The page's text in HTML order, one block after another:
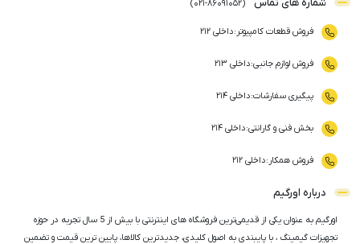
شماره های تماس (
021-86091052
)
فروش قطعات کامپیوتر :داخلی ۲۱۲
فروش لوازم جانبی:داخلی ۲۱۳
پیگیری سفارشات:داخلی ۲۱۴
بخش فنی و گارانتی:داخلی ۲۱۴
فروش همکار :داخلی ۲۱۲
درباره اورگیم
اورگیم به عنوان یکی از قدیمی‌ترین فروشگاه های اینترنتی با بیش از 5 سال تجربه در حوزه
تجهیزات گیمینگ ، با پایبندی به اصول کلیدی، جدیدترین کالاها، پایین ترین قیمت و تضمین